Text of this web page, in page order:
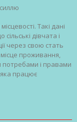
Такі дані
дівчата і
через свою стать
проживання,
потребами і правами
працює